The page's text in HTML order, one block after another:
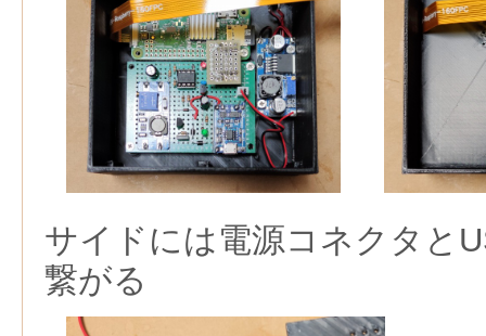
サイドには電源コネクタと
繋がる